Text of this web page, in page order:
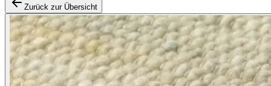
Zurück zur Übersicht